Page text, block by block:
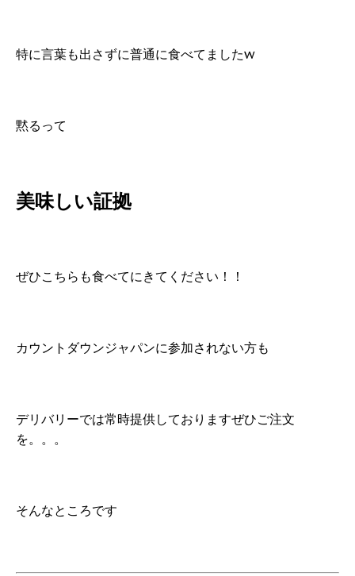
特に言葉も出さずに普通に食べてましたw
黙るって
美味しい証拠
ぜひこちらも食べてにきてください！！
カウントダウンジャパンに参加されない方も
デリバリーでは常時提供しておりますぜひご注文
を。。。
そんなところです